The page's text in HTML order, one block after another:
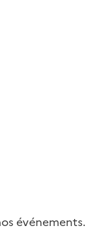
événements.